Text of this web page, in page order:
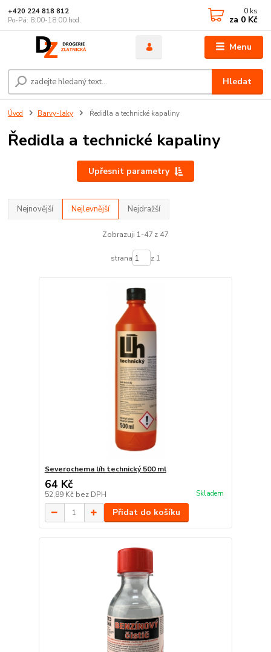
Menu
Hledat
+420 224 818 812
Po-Pá: 8:00-18:00 hod.
0 ks
za 0 Kč
Úvod Barvy-laky Ředidla a technické kapaliny
Ředidla a technické kapaliny
Upřesnit parametry
Nejnovější Nejlevnější Nejdražší
Zobrazuji 1-47 z 47
strana z 1
Severochema líh technický 500 ml
64 Kč
52,89 Kč bez DPH Skladem
Přidat do košíku